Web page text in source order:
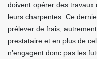
doivent opérer des
leurs charpentes. Ce
prélever de frais,
prestataire et en plus de
n’engagent donc pas les